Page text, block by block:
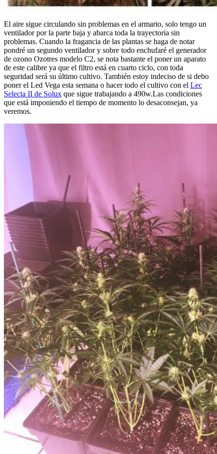
El aire sigue circulando sin problemas en el armario, solo tengo un
ventilador por la parte baja y abarca toda la trayectoria sin
problemas. Cuando la fragancia de las plantas se haga de notar
pondré un segundo ventilador y sobre todo enchufaré el generador
de ozono Ozotres modelo C2, se nota bastante el poner un aparato
de este calibre ya que el filtro está en cuarto ciclo, con toda
seguridad será su último cultivo. También estoy indeciso de si debo
poner el Led Vega esta semana o hacer todo el cultivo con el Lec
Selecta II de Solux que sigue trabajando a 490w.Las condiciones
que está imponiendo el tiempo de momento lo desaconsejan, ya
veremos.